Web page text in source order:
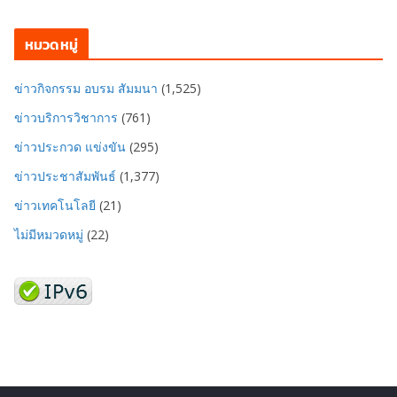
หมวดหมู่
ข่าวกิจกรรม อบรม สัมมนา (1,525)
ข่าวบริการวิชาการ (761)
ข่าวประกวด แข่งขัน (295)
ข่าวประชาสัมพันธ์ (1,377)
ข่าวเทคโนโลยี (21)
ไม่มีหมวดหมู่ (22)